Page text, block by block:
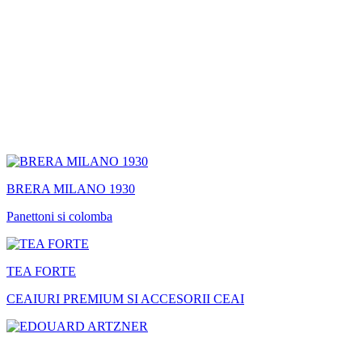
BRERA MILANO 1930
Panettoni si colomba
TEA FORTE
CEAIURI PREMIUM SI ACCESORII CEAI